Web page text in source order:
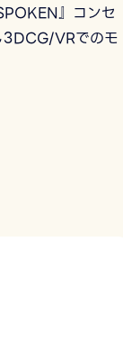
』コンセ
3DCG/VRでのモ